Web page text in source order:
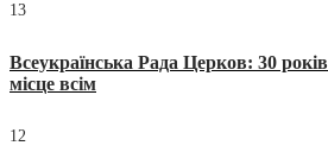
13
Всеукраїнська Рада Церков: 30
місце всім
12